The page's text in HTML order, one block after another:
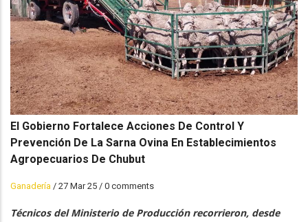
El Gobierno Fortalece Acciones De Control Y
Prevención De La Sarna Ovina En Establecimientos
Agropecuarios De Chubut
Ganadería / 27 Mar 25 / 0 comments
Técnicos del Ministerio de Producción recorrieron, desde